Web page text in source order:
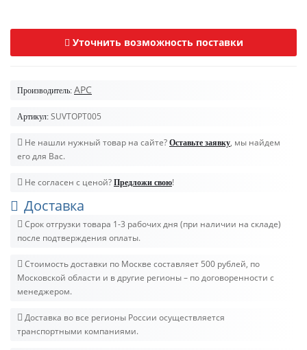
Уточнить возможность поставки
Производитель: APC
Артикул: SUVTOPT005
Не нашли нужный товар на сайте? Оставьте заявку, мы найдем
его для Вас.
Не согласен с ценой? Предложи свою!
Доставка
Срок отгрузки товара 1-3 рабочих дня (при наличии на складе)
после подтверждения оплаты.
Стоимость доставки по Москве составляет 500 рублей, по
Московской области и в другие регионы – по договоренности с
менеджером.
Доставка во все регионы России осуществляется
транспортными компаниями.